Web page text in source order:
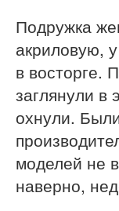
Подружка
акриловую,
в восторге.
заглянули в
охнули.
моделей не
наверно,